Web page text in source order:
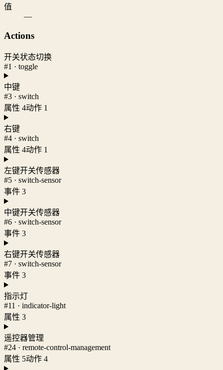
值
—
Actions
开关状态切换
#1 · toggle
中键
#3 · switch
属性 4动作 1
右键
#4 · switch
属性 4动作 1
左键开关传感器
#5 · switch-sensor
事件 3
中键开关传感器
#6 · switch-sensor
事件 3
右键开关传感器
#7 · switch-sensor
事件 3
指示灯
#11 · indicator-light
属性 3
遥控器管理
#24 · remote-control-management
属性 5动作 4